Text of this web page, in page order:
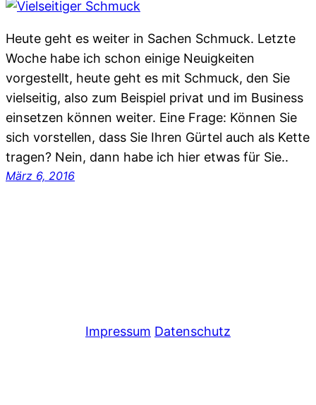
Heute geht es weiter in Sachen Schmuck. Letzte
Woche habe ich schon einige Neuigkeiten
vorgestellt, heute geht es mit Schmuck, den Sie
vielseitig, also zum Beispiel privat und im Business
einsetzen können weiter. Eine Frage: Können Sie
sich vorstellen, dass Sie Ihren Gürtel auch als Kette
tragen? Nein, dann habe ich hier etwas für Sie..
März 6, 2016
Impressum Datenschutz